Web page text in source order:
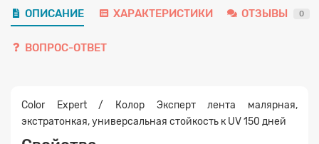
ОПИСАНИЕ ХАРАКТЕРИСТИКИ ОТЗЫВЫ 0
ВОПРОС-ОТВЕТ
Color Expert / Колор Эксперт лента малярная,
экстратонкая, универсальная стойкость к UV 150 дней